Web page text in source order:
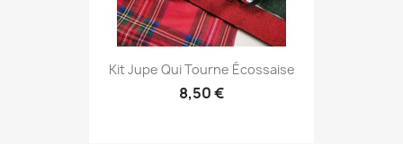
Kit Jupe Qui Tourne Écossaise
8,50 €